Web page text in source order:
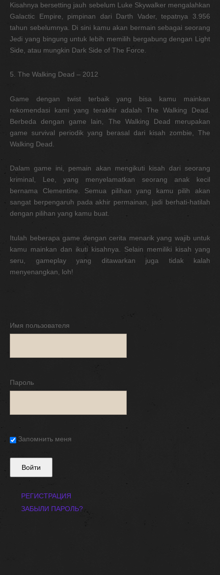
Kisahnya bersetting jauh sebelum Luke Skywalker mengalahkan
Galactic Empire, pimpinan dari Darth Vader, tepatnya 3.956
tahun sebelumnya. Di sini kamu akan bermain sebagai seorang
Jedi yang bingung untuk lebih memilih bergabung dengan Light
Side, atau mungkin Dark Side of The Force.
5. The Walking Dead – 2012
Game dengan twist terbaik yang bisa kamu mainkan
rekomendasi kami yang terakhir adalah The Walking Dead.
Berbeda dengan game lain, The Walking Dead merupakan
game survival periodik yang berasal dari kisah zombie, The
Walking Dead.
Dalam game ini, pemain akan mengikuti kisah dari seorang
kriminal, Lee, yang menyelamatkan seorang anak kecil
bernama Clementine. Semua pilihan yang kamu pilih akan
sangat berpengaruh pada akhir permainan, jadi berhati-hatilah
dengan pilihan yang kamu buat.
Itulah beberapa game dengan cerita menarik yang wajib untuk
kamu mainkan dan ikuti kisahnya. Selain memiliki kisah yang
seru, gameplay yang ditawarkan juga tidak kalah
menyenangkan, loh!
Имя пользователя
Пароль
Запомнить меня
РЕГИСТРАЦИЯ
ЗАБЫЛИ ПАРОЛЬ?